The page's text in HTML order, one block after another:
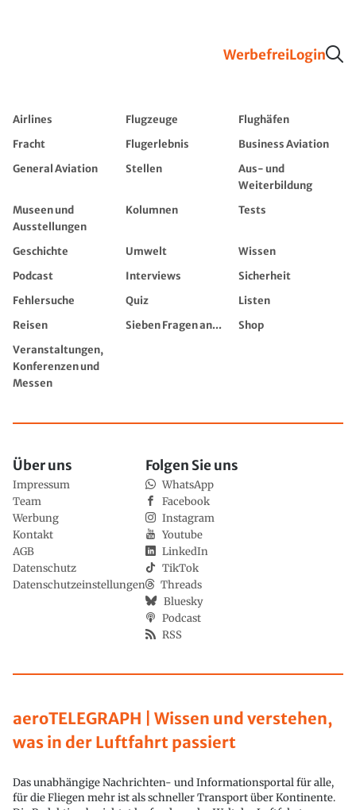
WerbefreiLogin
Airlines Flugzeuge
Flughäfen
Fracht
Flugerlebnis
Business Aviation
General Aviation
Stellen
Aus- und
Weiterbildung
Museen und
Ausstellungen
Kolumnen Tests
Geschichte Umwelt
Wissen
Podcast
Interviews
Sicherheit
Fehlersuche
Quiz
Listen
Reisen
Sieben Fragen an...
Shop
Veranstaltungen,
Konferenzen und
Messen
aeroTELEGRAPH | Wissen und verstehen,
was in der Luftfahrt passiert
Das unabhängige Nachrichten- und Informationsportal für alle,
für die Fliegen mehr ist als schneller Transport über Kontinente.
Über uns
Impressum
Team
Werbung
Kontakt
AGB
Datenschutz
Datenschutzeinstellungen
Folgen Sie uns
WhatsApp
Facebook
Instagram
Youtube
LinkedIn
TikTok
Threads
Bluesky
Podcast
RSS